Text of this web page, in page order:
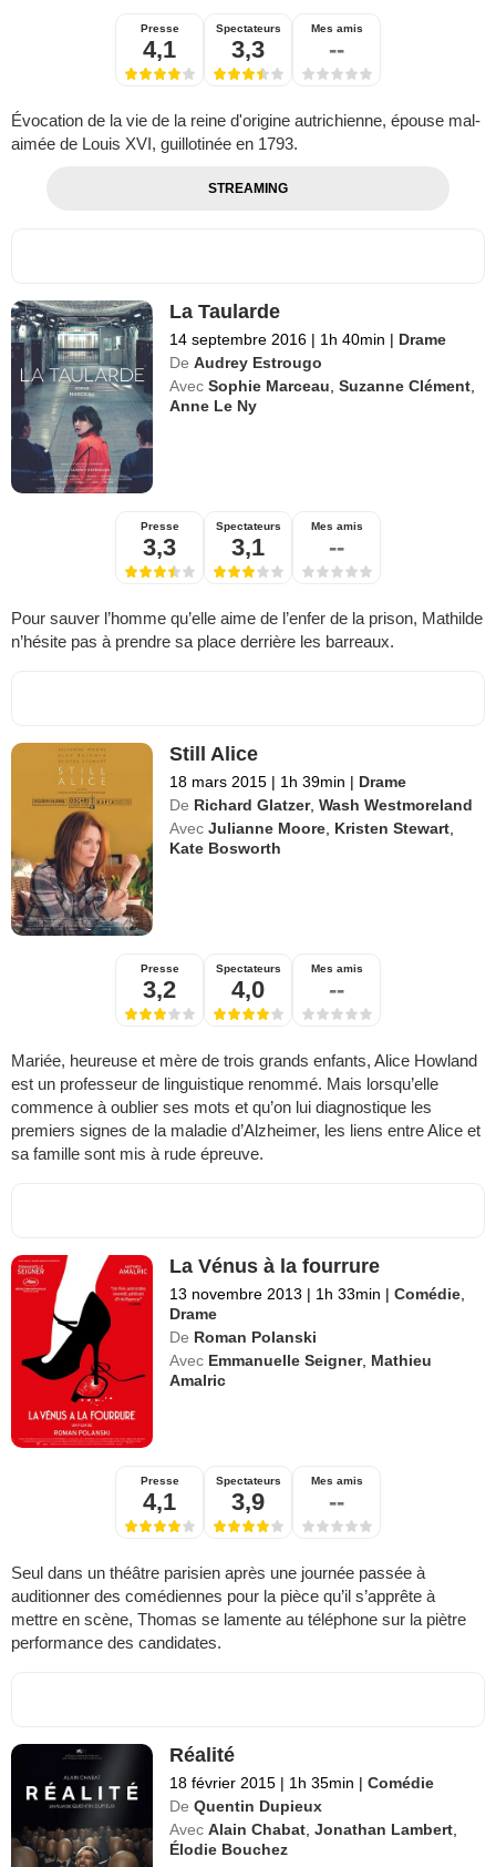
Presse
4,1
Spectateurs
3,3
Mes amis
--
Évocation de la vie de la reine d'origine autrichienne, épouse mal-
aimée de Louis XVI, guillotinée en 1793.
STREAMING
La Taularde
14 septembre 2016 | 1h 40min | Drame
De Audrey Estrougo
Avec Sophie Marceau,Suzanne Clément,
Anne Le Ny
Presse
3,3
Spectateurs
3,1
Mes amis
--
Pour sauver l’homme qu’elle aime de l’enfer de la prison, Mathilde
n’hésite pas à prendre sa place derrière les barreaux.
Still Alice
18 mars 2015 | 1h 39min | Drame
De Richard Glatzer,Wash Westmoreland
Avec Julianne Moore, Kristen Stewart,
Kate Bosworth
Presse
3,2
Spectateurs
4,0
Mes amis
--
Mariée, heureuse et mère de trois grands enfants, Alice Howland
est un professeur de linguistique renommé. Mais lorsqu’elle
commence à oublier ses mots et qu’on lui diagnostique les
premiers signes de la maladie d’Alzheimer, les liens entre Alice et
sa famille sont mis à rude épreuve.
La Vénus à la fourrure
13 novembre 2013 | 1h 33min | Comédie,
Drame
De Roman Polanski
Avec Emmanuelle Seigner, Mathieu
Amalric
Presse
4,1
Spectateurs
3,9
Mes amis
--
Seul dans un théâtre parisien après une journée passée à
auditionner des comédiennes pour la pièce qu’il s’apprête à
mettre en scène, Thomas se lamente au téléphone sur la piètre
performance des candidates.
Réalité
18 février 2015 | 1h 35min | Comédie
De Quentin Dupieux
Avec Alain Chabat ,Jonathan Lambert
Élodie Bouchez